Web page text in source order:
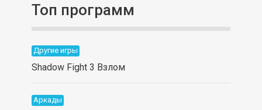
Топ программ
Другие игры
Shadow Fight 3 Взлом
Аркады